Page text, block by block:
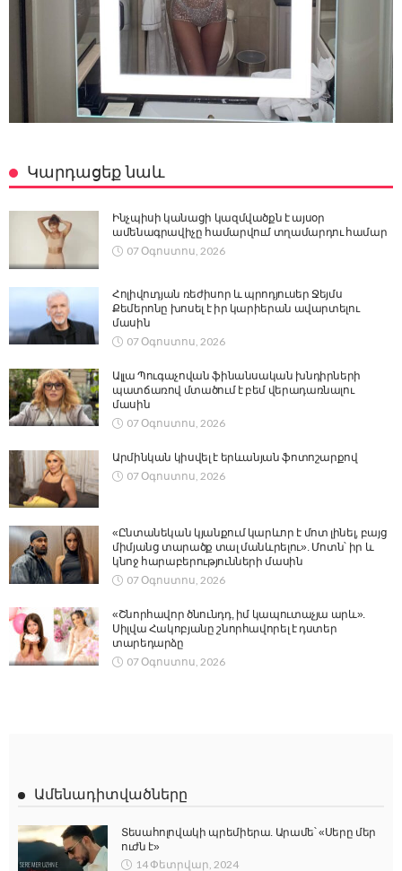
Կարդացեք նաև
Ինչպիսի կանացի կազմվածքն է այսօր
ամենագրավիչը համարվում տղամարդու համար
07 Օգոստոս, 2026
Հոլիվուդյան ռեժիսոր և պրոդյուսեր Ջեյմս
Քեմերոնը խոսել է իր կարիերան ավարտելու
մասին
07 Օգոստոս, 2026
Ալլա Պուգաչովան ֆինանսական խնդիրների
պատճառով մտածում է բեմ վերադառնալու
մասին
07 Օգոստոս, 2026
Արմինկան կիսվել է երևանյան ֆոտոշարքով
07 Օգոստոս, 2026
«Ընտանեկան կյանքում կարևոր է մոտ լինել, բայց
միմյանց տարածք տալ մանևրելու». Մոտն՝ իր և
կնոջ հարաբերությունների մասին
07 Օգոստոս, 2026
«Շնորհավոր ծնունդդ, իմ կապուտաչյա արև».
Սիլվա Հակոբյանը շնորհավորել է դստեր
տարեդարձը
07 Օգոստոս, 2026
Ամենադիտվածները
Տեսահոլովակի պրեմիերա. Արամե՝ «Սերը մեր
ուժն է»
14 Փետրվար, 2024